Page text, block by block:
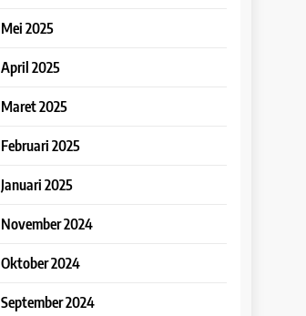
Mei 2025
April 2025
Maret 2025
Februari 2025
Januari 2025
November 2024
Oktober 2024
September 2024